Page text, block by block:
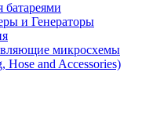
и Генераторы
микросхемы
Hose and Accessories)